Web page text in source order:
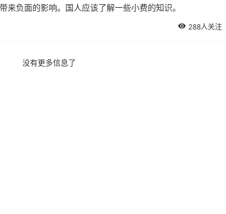
来负面的影响。国人应该了解一些小费的知识。
288人关注
没有更多信息了